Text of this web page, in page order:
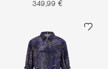
349,99 €